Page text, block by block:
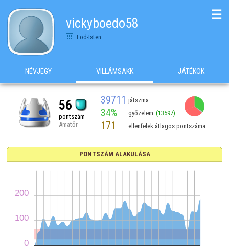
vickyboedo58
Fod-Isten
☰
NÉVJEGY VILLÁMSAKK JÁTÉKOK
56
pontszám
Amatőr
39711 játszma
34% győzelem (13597)
171 ellenfelek átlagos pontszáma
PONTSZÁM ALAKULÁSA